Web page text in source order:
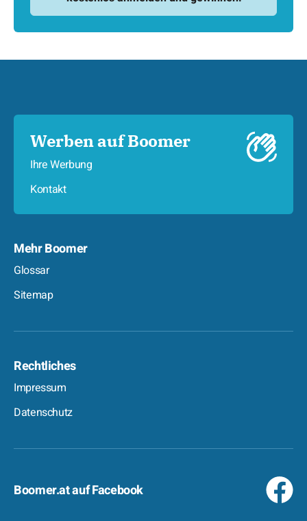
Werben auf Boomer
Ihre Werbung
Kontakt
Mehr Boomer
Glossar
Sitemap
Rechtliches
Impressum
Datenschutz
Boomer.at auf Facebook